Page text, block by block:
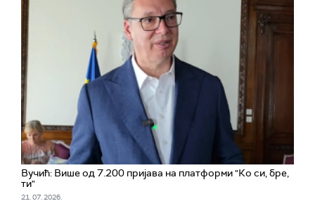
Вучић: Више од 7.200 пријава на платформи "Ко си, бре,
ти"
21. 07. 2026.